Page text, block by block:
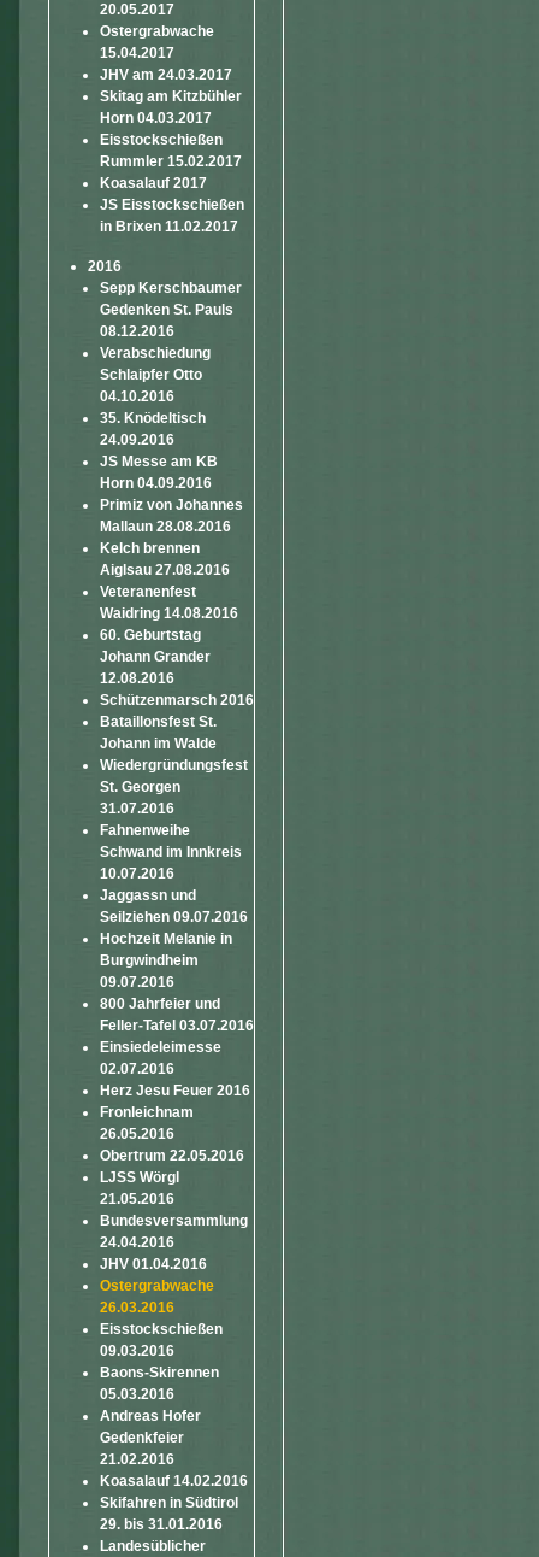
20.05.2017
Ostergrabwache
15.04.2017
JHV am 24.03.2017
Skitag am Kitzbühler
Horn 04.03.2017
Eisstockschießen
Rummler 15.02.2017
Koasalauf 2017
JS Eisstockschießen
in Brixen 11.02.2017
2016
Sepp Kerschbaumer
Gedenken St. Pauls
08.12.2016
Verabschiedung
Schlaipfer Otto
04.10.2016
35. Knödeltisch
24.09.2016
JS Messe am KB
Horn 04.09.2016
Primiz von Johannes
Mallaun 28.08.2016
Kelch brennen
Aiglsau 27.08.2016
Veteranenfest
Waidring 14.08.2016
60. Geburtstag
Johann Grander
12.08.2016
Schützenmarsch 2016
Bataillonsfest St.
Johann im Walde
Wiedergründungsfest
St. Georgen
31.07.2016
Fahnenweihe
Schwand im Innkreis
10.07.2016
Jaggassn und
Seilziehen 09.07.2016
Hochzeit Melanie in
Burgwindheim
09.07.2016
800 Jahrfeier und
Feller-Tafel 03.07.2016
Einsiedeleimesse
02.07.2016
Herz Jesu Feuer 2016
Fronleichnam
26.05.2016
Obertrum 22.05.2016
LJSS Wörgl
21.05.2016
Bundesversammlung
24.04.2016
JHV 01.04.2016
Ostergrabwache
26.03.2016
Eisstockschießen
09.03.2016
Baons-Skirennen
05.03.2016
Andreas Hofer
Gedenkfeier
21.02.2016
Koasalauf 14.02.2016
Skifahren in Südtirol
29. bis 31.01.2016
Landesüblicher